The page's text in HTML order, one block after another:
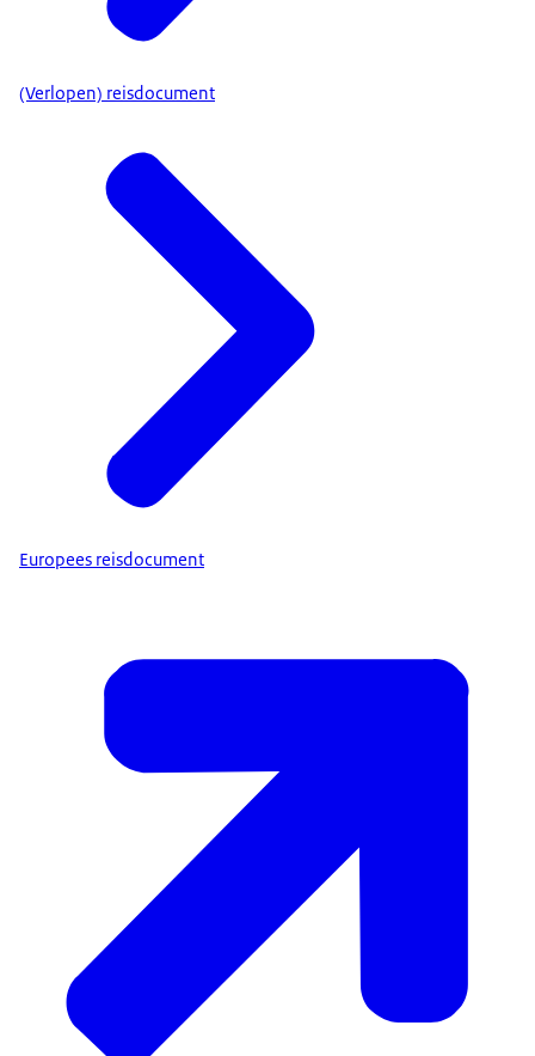
(Verlopen) reisdocument
Europees reisdocument